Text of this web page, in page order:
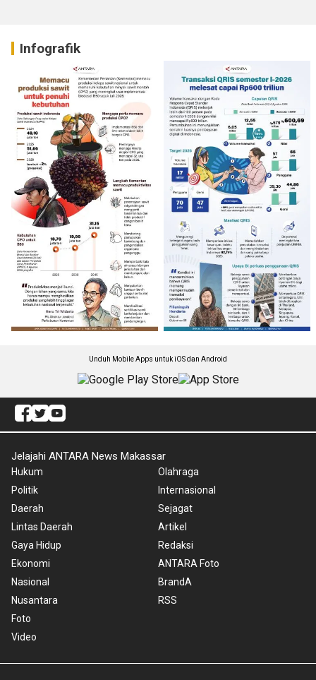
Infografik
Unduh Mobile Apps untuk iOS dan Android
Jelajahi ANTARA News Makassar
Hukum
Politik
Daerah
Lintas Daerah
Gaya Hidup
Ekonomi
Nasional
Nusantara
Foto
Video
Olahraga
Internasional
Sejagat
Artikel
Redaksi
ANTARA Foto
BrandA
RSS